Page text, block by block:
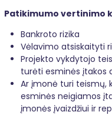
Patikimumo vertinimo
Bankroto rizika
Vėlavimo atsiskaityti
Projekto vykdytojo
turėti esminės įtakos
Ar įmonė turi teismų,
esminės neigiamos
įmonės įvaizdžiui ir